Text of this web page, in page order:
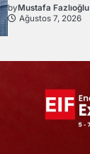
byMustafa Fazlıoğlu
Ağustos 7, 2026